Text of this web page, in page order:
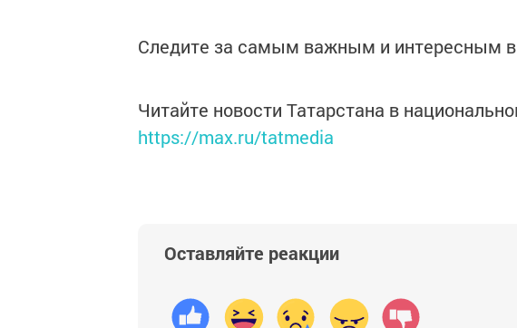
Следите за самым важным и интересным в
Читайте новости Татарстана в
https://max.ru/tatmedia
Оставляйте реакции